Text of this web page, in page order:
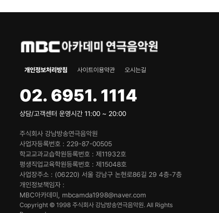
개인정보처리방침 사이트이용약관 오시는길
02. 6951. 1114
상담/고객센터 운영시간 11:00 ~ 20:00
주식회사 강남방송연극음악원
사업자등록번호
229-87-00505
학교교과교습학원등록번호
제11932호
평생직업교육학원등록번호
제15048호
사업장주소
(06220) 서울 강남구 논현로86길 29 4층-7층
개인정보책임자
MBC아카데미, mbcamda1998@naver.com
Copyright © 1998 주식회사 강남방송연극음악원. All Rights